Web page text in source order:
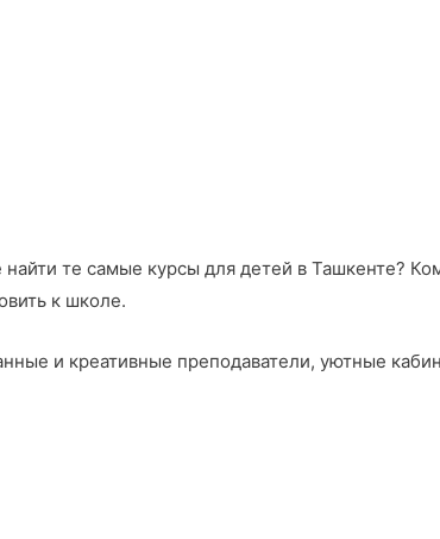
те самые курсы для детей в Ташкенте?
к школе.
и креативные преподаватели, уютные